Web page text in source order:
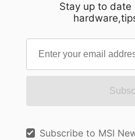
Stay up to
Subscribe to MSI